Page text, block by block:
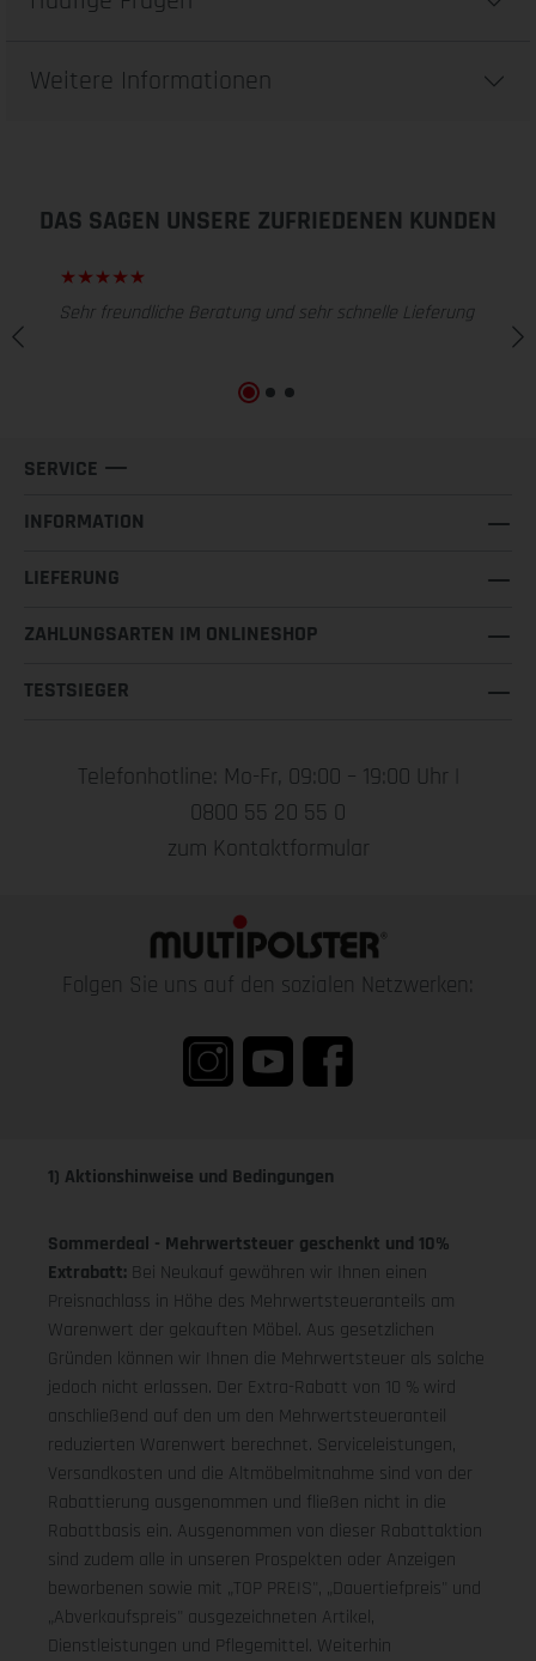
Weitere Informationen
DAS SAGEN UNSERE ZUFRIEDENEN KUNDEN
Sehr freundliche Beratung und sehr schnelle Lieferung
SERVICE
INFORMATION
LIEFERUNG
ZAHLUNGSARTEN IM ONLINESHOP
TESTSIEGER
Telefonhotline: Mo-Fr, 09:00 – 19:00 Uhr |
0800 55 20 55 0
zum Kontaktformular
Folgen Sie uns auf den sozialen Netzwerken:
1) Aktionshinweise und Bedingungen
Sommerdeal - Mehrwertsteuer geschenkt und 10%
Extrabatt: Bei Neukauf gewähren wir Ihnen einen
Preisnachlass in Höhe des Mehrwertsteueranteils am
Warenwert der gekauften Möbel. Aus gesetzlichen
Gründen können wir Ihnen die Mehrwertsteuer als solche
jedoch nicht erlassen. Der Extra-Rabatt von 10 % wird
anschließend auf den um den Mehrwertsteueranteil
reduzierten Warenwert berechnet. Serviceleistungen,
Versandkosten und die Altmöbelmitnahme sind von der
Rabattierung ausgenommen und fließen nicht in die
Rabattbasis ein. Ausgenommen von dieser Rabattaktion
sind zudem alle in unseren Prospekten oder Anzeigen
beworbenen sowie mit „TOP PREIS", „Dauertiefpreis" und
„Abverkaufspreis" ausgezeichneten Artikel,
Dienstleistungen und Pflegemittel. Weiterhin